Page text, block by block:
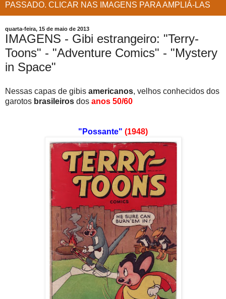
PASSADO. CLICAR NAS IMAGENS PARA AMPLIÁ-LAS
quarta-feira, 15 de maio de 2013
IMAGENS - Gibi estrangeiro: "Terry-
Toons" - "Adventure Comics" - "Mystery
in Space"
Nessas capas de gibis americanos, velhos conhecidos dos
garotos brasileiros dos anos 50/60
"Possante" (1948)